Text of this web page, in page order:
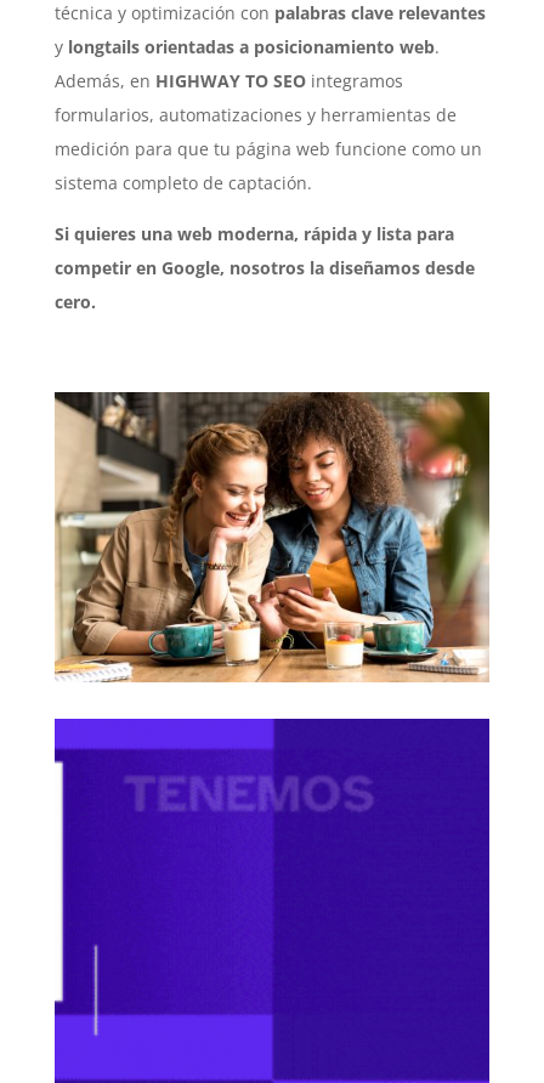
técnica y optimización con palabras clave relevantes
y longtails orientadas a posicionamiento web.
Además, en HIGHWAY TO SEOintegramos
formularios, automatizaciones y herramientas de
medición para que tu página web funcione como un
sistema completo de captación.
Si quieres una web moderna, rápida y lista para
competir en Google, nosotros la diseñamos desde
cero.